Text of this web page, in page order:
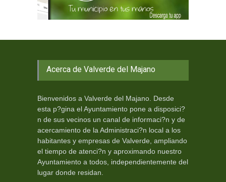
Acerca de Valverde del Majano
Bienvenidos a Valverde del Majano. Desde
esta p?gina el Ayuntamiento pone a disposici?
n de sus vecinos un canal de informaci?n y de
acercamiento de la Administraci?n local a los
habitantes y empresas de Valverde, ampliando
el tiempo de atenci?n y aproximando nuestro
Ayuntamiento a todos, independientemente del
lugar donde residan.